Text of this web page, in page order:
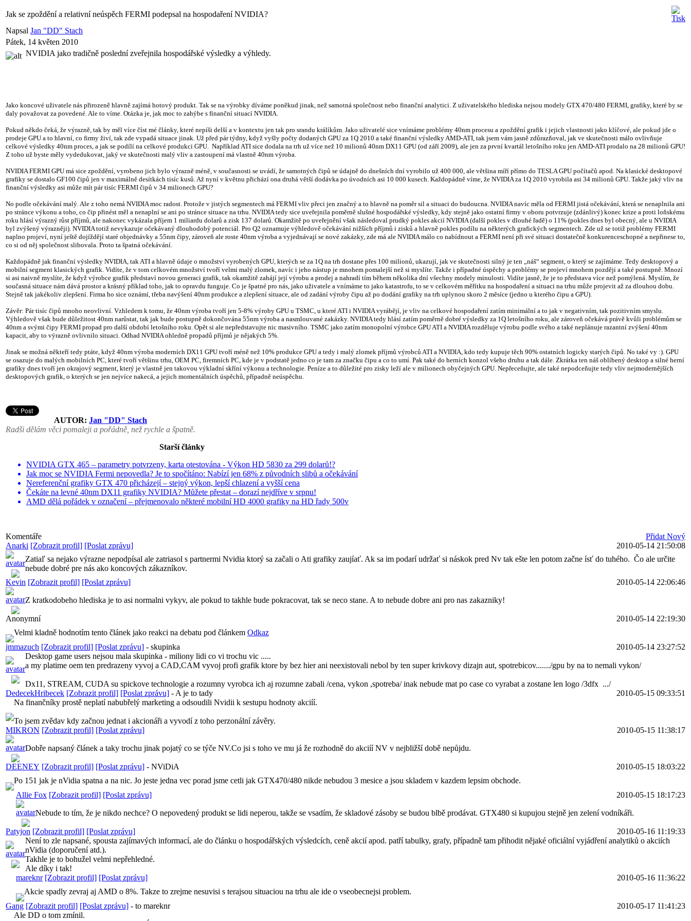
Jak se zpoždění a relativní neúspěch FERMI podepsal na hospodaření NVIDIA?
Napsal Jan "DD" Stach
Pátek, 14 květen 2010
NVIDIA jako tradičně poslední zveřejnila hospodářské výsledky a výhledy.
Jako koncové uživatele nás přirozeně hlavně zajímá hotový produkt. Tak se na výrobky díváme poněkud jinak, než samotná společnost nebo finanční analytici. Z uživatelského hlediska nejsou modely GTX 470/480 FERMI, grafiky, které by se
daly považovat za povedené. Ale to víme. Otázka je, jak moc to zahýbe s finanční situací NVIDIA.
Pokud někdo čeká, že výrazně, tak by měl více číst mé články, které nepíši delší a v kontextu jen tak pro srandu králíkům. Jako uživatelé sice vnímáme problémy 40nm procesu a zpoždění grafik i jejich vlastnosti jako klíčové, ale pokud jde o
prodeje GPU a to hlavní, co firmy živí, tak zde vypadá situace jinak. Už před pár týdny, když vyšly počty dodaných GPU za 1Q 2010 a také finanční výsledky AMD-ATI, tak jsem vám jasně zdůrazňoval, jak ve skutečnosti málo ovlivňuje
celkové výsledky 40nm proces, a jak se podílí na celkové produkci GPU. Například ATI sice dodala na trh už více než 10 milionů 40nm DX11 GPU (od září 2009), ale jen za první kvartál letošního roku jen AMD-ATI prodalo na 28 milionů GPU!
Z toho už byste měly vydedukovat, jaký ve skutečnosti malý vliv a zastoupení má vlastně 40nm výroba.
NVIDIA FERMI GPU má sice zpoždění, vyrobeno jich bylo výrazně méně, v současnosti se uvádí, že samotných čipů se údajně do dnešních dní vyrobilo už 400 000, ale většina míří přímo do TESLA GPU počítačů apod. Na klasické desktopové
grafiky se dostalo GF100 čipů jen v maximálně desítkách tisíc kusů. Až nyní v květnu přichází ona druhá větší dodávka po úvodních asi 10 000 kusech. Každopádně víme, že NVIDIA za 1Q 2010 vyrobila asi 34 milionů GPU. Takže jaký vliv na
finanční výsledky asi může mít pár tisíc FERMI čipů v 34 milionech GPU?
No podle očekávání malý. Ale z toho nemá NVIDIA moc radost. Protože v jistých segmentech má FERMI vliv přeci jen značný a to hlavně na poměr sil a situaci do budoucna. NVIDIA navíc měla od FERMI jistá očekávání, která se nenaplnila ani
po stránce výkonu a toho, co čip přinést měl a nenaplní se ani po stránce situace na trhu. NVIDIA tedy sice uveřejnila poměrně slušné hospodářské výsledky, kdy stejně jako ostatní firmy v oboru potvrzuje (zdánlivý) konec krize a proti loňskému
roku hlásí výrazný růst příjmů, ale nakonec vykázala příjem 1 miliardu dolarů a zisk 137 dolarů. Okamžitě po uveřejnění však následoval prudký pokles akcií NVIDIA (další pokles v dlouhé řadě) o 11% (pokles dnes byl obecný, ale u NVIDIA
byl zvýšený výrazněji). NVIDIA totiž nevykazuje očekávaný dlouhodobý potenciál. Pro Q2 oznamuje výhledově očekávání nižších příjmů i zisků a hlavně pokles podílu na některých grafických segmentech. Zde už se totiž problémy FERMI
naplno projeví, nyní ještě dojíždějí staré objednávky a 55nm čipy, zároveň ale roste 40nm výroba a vyjednávají se nové zakázky, zde má ale NVIDIA málo co nabídnout a FERMI není při své situaci dostatečně konkurenceschopné a nepřinese to,
co si od něj společnost slibovala. Proto ta špatná očekávání.
Každopádně jak finanční výsledky NVIDIA, tak ATI a hlavně údaje o množství vyrobených GPU, kterých se za 1Q na trh dostane přes 100 milionů, ukazují, jak ve skutečnosti silný je ten „náš“ segment, o který se zajímáme. Tedy desktopový a
mobilní segment klasických grafik. Vidíte, že v tom celkovém množství tvoří velmi malý zlomek, navíc i jeho nástup je mnohem pomalejší než si myslíte. Takže i případné úspěchy a problémy se projeví mnohem později a také postupně. Mnozí
si asi naivně myslíte, že když výrobce grafik představí novou generaci grafik, tak okamžitě zahájí její výrobu a prodej a nahradí tím během několika dní všechny modely minulosti. Vidíte jasně, že je to představa více než pomýlená. Myslím, že
současná situace nám dává prostor a krásný příklad toho, jak to opravdu funguje. Co je špatné pro nás, jako uživatele a vnímáme to jako katastrofu, to se v celkovém měřítku na hospodaření a situaci na trhu může projevit až za dlouhou dobu.
Stejně tak jakékoliv zlepšení. Firma ho sice oznámí, třeba navýšení 40nm produkce a zlepšení situace, ale od zadání výroby čipu až po dodání grafiky na trh uplynou skoro 2 měsíce (jedno u kterého čipu a GPU).
Závěr: Pár tisíc čipů mnoho neovlivní. Vzhledem k tomu, že 40nm výroba tvoří jen 5-8% výroby GPU u TSMC, u které ATI i NVIDIA vyrábějí, je vliv na celkové hospodaření zatím minimální a to jak v negativním, tak pozitivním smyslu.
Výhledově však bude důležitost 40nm narůstat, tak jak bude postupně dokončována 55nm výroba a nasmlouvané zakázky. NVIDIA tedy hlásí zatím poměrně dobré výsledky za 1Q letošního roku, ale zároveň očekává právě kvůli problémům se
40nm a svými čipy FERMI propad pro další období letošního roku. Opět si ale nepředstavujte nic masivního. TSMC jako zatím monopolní výrobce GPU ATI a NVIDIA rozděluje výrobu podle svého a také neplánuje razantní zvýšení 40nm
kapacit, aby to výrazně ovlivnilo situaci. Odhad NVIDIA ohledně propadů příjmů je nějakých 5%.
Jinak se možná někteří tedy ptáte, když 40nm výroba moderních DX11 GPU tvoří méně než 10% produkce GPU a tedy i malý zlomek příjmů výrobců ATI a NVIDIA, kdo tedy kupuje těch 90% ostatních logicky starých čipů. No také vy :). GPU
se osazuje do malých mobilních PC, které tvoří většinu trhu, OEM PC, firemních PC, kde je v podstatě jedno co je tam za značku čipu a co to umí. Pak také do herních konzol všeho druhu a tak dále. Zkrátka ten náš oblíbený desktop a silné herní
grafiky dnes tvoří jen okrajový segment, který je vlastně jen takovou výkladní skříní výkonu a technologie. Peníze a to důležité pro zisky leží ale v milionech obyčejných GPU. Nepřeceňujte, ale také nepodceňujte tedy vliv nejmodernějších
desktopových grafik, o kterých se jen nejvíce nakecá, a jejich momentálních úspěchů, případně neúspěchu.
AUTOR: Jan "DD" Stach
Radši dělám věci pomaleji a pořádně, než rychle a špatně.
Starší články
NVIDIA GTX 465 – parametry potvrzeny, karta otestována - Výkon HD 5830 za 299 dolarů!?
Jak moc se NVIDIA Fermi nepovedla? Je to spočítáno: Nabízí jen 68% z původních slibů a očekávání
Nereferenční grafiky GTX 470 přicházejí – stejný výkon, lepší chlazení a vyšší cena
Čekáte na levné 40nm DX11 grafiky NVIDIA? Můžete přestat – dorazí nejdříve v srpnu!
AMD dělá pořádek v označení – přejmenovalo některé mobilní HD 4000 grafiky na HD řady 500v
Komentáře
Přidat Nový
Anarki [Zobrazit profil] [Poslat zprávu]
2010-05-14 21:50:08
Zatiaľ sa nejako výrazne nepodpísal ale zatriasol s partnermi Nvidia ktorý sa začali o Ati grafiky zaujíať. Ak sa im podarí udržať si náskok pred Nv tak ešte len potom začne ísť do tuhého. Čo ale určite
nebude dobré pre nás ako koncových zákazníkov.
Kevin [Zobrazit profil] [Poslat zprávu] 2010-05-14 22:06:46
Z kratkodobeho hlediska je to asi normalni vykyv, ale pokud to takhle bude pokracovat, tak se neco stane. A to nebude dobre ani pro nas zakazniky!
Anonymní
2010-05-14 22:19:30
Velmi kladně hodnotím tento článek jako reakci na debatu pod článkem Odkaz
jmmazuch [Zobrazit profil] [Poslat zprávu] - skupinka
2010-05-14 23:27:52
Desktop game users nejsou mala skupinka - miliony lidi co vi trochu vic .....
a my platime oem ten predrazeny vyvoj a CAD,CAM vyvoj profi grafik ktore by bez hier ani neexistovali nebol by ten super krivkovy dizajn aut, spotrebicov......./gpu by na to nemali vykon/
Dx11, STREAM, CUDA su spickove technologie a rozumny vyrobca ich aj rozumne zabali /cena, vykon ,spotreba/ inak nebude mat po case co vyrabat a zostane len logo /3dfx .../
DedecekHribecek [Zobrazit profil] [Poslat zprávu] - A je to tady
2010-05-15 09:33:51
Na finančníky prostě neplatí nabubřelý marketing a odsoudili Nvidii k sestupu hodnoty akciíí.
To jsem zvědav kdy začnou jednat i akcionáři a vyvodí z toho perzonální závěry.
MIKRON [Zobrazit profil] [Poslat zprávu] 2010-05-15 11:38:17
Dobře napsaný článek a taky trochu jinak pojatý co se týče NV.Co jsi s toho ve mu já že rozhodně do akciíí NV v nejbližší době nepůjdu.
DEENEY [Zobrazit profil] [Poslat zprávu] - NViDiA
2010-05-15 18:03:22
Po 151 jak je nVidia spatna a na nic. Jo jeste jedna vec porad jsme cetli jak GTX470/480 nikde nebudou 3 mesice a jsou skladem v kazdem lepsim obchode.
Allie Fox [Zobrazit profil] [Poslat zprávu] 2010-05-15 18:17:23
Nebude to tím, že je nikdo nechce? O nepovedený produkt se lidi neperou, takže se vsadím, že skladové zásoby se budou blbě prodávat. GTX480 si kupujou stejně jen zelení vodníkáři.
Patyjon [Zobrazit profil] [Poslat zprávu]
2010-05-16 11:19:33
Není to zle napsané, spousta zajímavých informací, ale do článku o hospodářských výsledcích, ceně akcií apod. patří tabulky, grafy, případně tam přihodit nějaké oficiální vyjádření analytiků o akciích
nVidia (doporučení atd.).
Takhle je to bohužel velmi nepřehledné.
Ale díky i tak!
mareknr [Zobrazit profil] [Poslat zprávu]
2010-05-16 11:36:22
Akcie spadly zevraj aj AMD o 8%. Takze to zrejme nesuvisi s terajsou situaciou na trhu ale ide o vseobecnejsi problem.
Gang [Zobrazit profil] [Poslat zprávu] - to mareknr
2010-05-17 11:41:23
Ale DD o tom zmínil.